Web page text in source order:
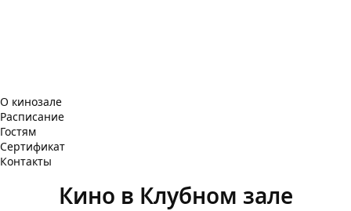
О кинозале
Расписание
Гостям
Сертификат
Контакты
Кино в Клубном зале